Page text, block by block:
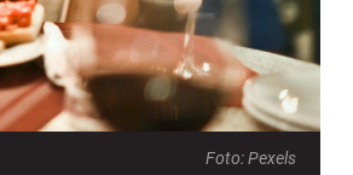
Foto: Pexels